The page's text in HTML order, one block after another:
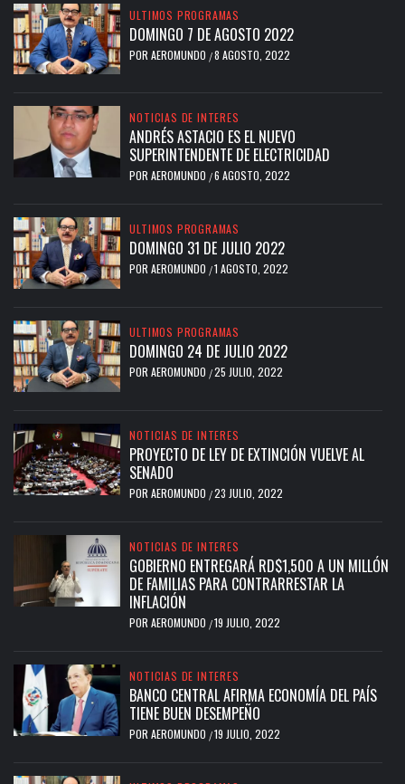
ULTIMOS PROGRAMAS
DOMINGO 7 DE AGOSTO 2022
POR AEROMUNDO /8 AGOSTO, 2022
NOTICIAS DE INTERES
ANDRÉS ASTACIO ES EL NUEVO
SUPERINTENDENTE DE ELECTRICIDAD
POR AEROMUNDO /6 AGOSTO, 2022
ULTIMOS PROGRAMAS
DOMINGO 31 DE JULIO 2022
POR AEROMUNDO /1 AGOSTO, 2022
ULTIMOS PROGRAMAS
DOMINGO 24 DE JULIO 2022
POR AEROMUNDO /25 JULIO, 2022
NOTICIAS DE INTERES
PROYECTO DE LEY DE EXTINCIÓN VUELVE AL
SENADO
POR AEROMUNDO /23 JULIO, 2022
NOTICIAS DE INTERES
GOBIERNO ENTREGARÁ RD$1,500 A UN MILLÓN
DE FAMILIAS PARA CONTRARRESTAR LA
INFLACIÓN
POR AEROMUNDO /19 JULIO, 2022
NOTICIAS DE INTERES
BANCO CENTRAL AFIRMA ECONOMÍA DEL PAÍS
TIENE BUEN DESEMPEÑO
POR AEROMUNDO /19 JULIO, 2022